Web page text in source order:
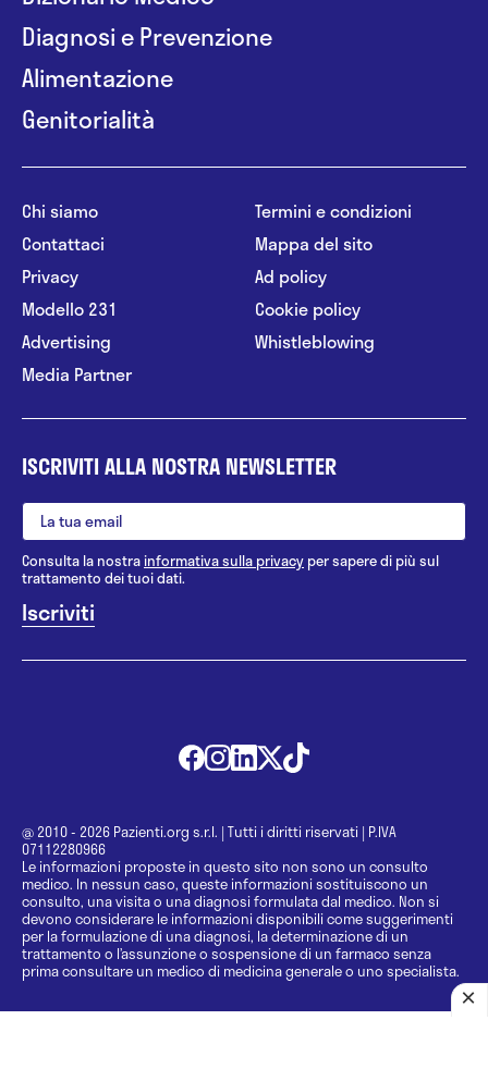
Diagnosi e Prevenzione
Alimentazione
Genitorialità
Chi siamo
Contattaci
Privacy
Modello 231
Advertising
Media Partner
Termini e condizioni
Mappa del sito
Ad policy
Cookie policy
Whistleblowing
ISCRIVITI ALLA NOSTRA NEWSLETTER
Consulta la nostrainformativa sulla privacy per sapere di più sul
trattamento dei tuoi dati.
@ 2010 - 2026 Pazienti.org s.r.l. | Tutti i diritti riservati | P.IVA
07112280966
Le informazioni proposte in questo sito non sono un consulto
medico. In nessun caso, queste informazioni sostituiscono un
consulto, una visita o una diagnosi formulata dal medico. Non si
devono considerare le informazioni disponibili come suggerimenti
per la formulazione di una diagnosi, la determinazione di un
trattamento o l’assunzione o sospensione di un farmaco senza
prima consultare un medico di medicina generale o uno specialista.